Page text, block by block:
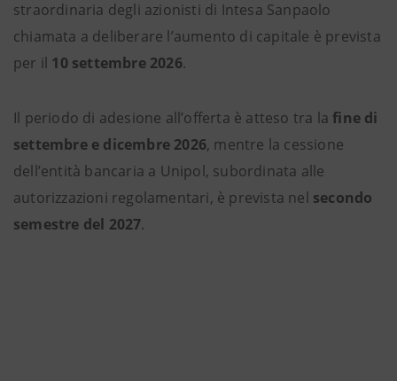
straordinaria degli azionisti di Intesa Sanpaolo
chiamata a deliberare l’aumento di capitale è prevista
per il 10 settembre 2026.
Il periodo di adesione all’offerta è atteso tra la fine di
settembre e dicembre 2026, mentre la cessione
dell’entità bancaria a Unipol, subordinata alle
autorizzazioni regolamentari, è prevista nel secondo
semestre del 2027.